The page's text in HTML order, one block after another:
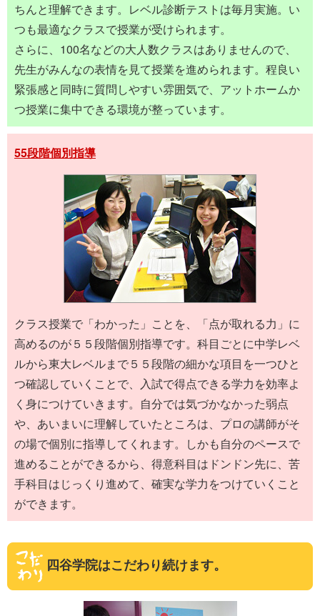
ちんと理解できます。レベル診断テストは毎月実施。い
つも最適なクラスで授業が受けられます。
さらに、100名などの大人数クラスはありませんので、
先生がみんなの表情を見て授業を進められます。程良い
緊張感と同時に質問しやすい雰囲気で、アットホームか
つ授業に集中できる環境が整っています。
55段階個別指導
クラス授業で「わかった」ことを、「点が取れる力」に
高めるのが５５段階個別指導です。科目ごとに中学レベ
ルから東大レベルまで５５段階の細かな項目を一つひと
つ確認していくことで、入試で得点できる学力を効率よ
く身につけていきます。自分では気づかなかった弱点
や、あいまいに理解していたところは、プロの講師がそ
の場で個別に指導してくれます。しかも自分のペースで
進めることができるから、得意科目はドンドン先に、苦
手科目はじっくり進めて、確実な学力をつけていくこと
ができます。
四谷学院はこだわり続けます。